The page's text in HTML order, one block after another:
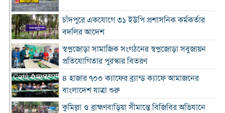
চাঁদপুরে একযোগে ৩১ ইউপি প্রশাসনিক কর্মকর্তার
বদলির আদেশ
স্বপ্নজোড়া সামাজিক সংগঠনের স্বপ্নজোড়া সবুজায়ন
প্রতিযোগিতার পুরস্কার বিতরণ
৪ হাজার ৭০০ ক্যাফের ব্র্যান্ড ক্যাফে আমাজনের
বাংলাদেশ যাত্রা শুরু
কুমিল্লা ও ব্রাহ্মণবাড়িয়া সীমান্তে বিজিবির অভিযানে